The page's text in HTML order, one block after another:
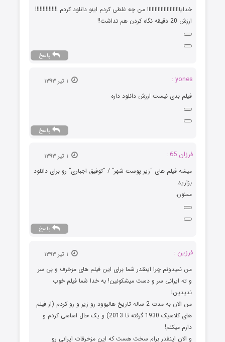
خدایاااااااااااااااااااااا من چه غلطی کردم اینو دانلود کردم !!!!!!!!!!!!!!!
ارزش 20 دقیقه نگاه کردن هم نداشت!!
پاسخ
yones :
فیلم بدی نیست ارزش دانلود داره
پاسخ
فرزان 65 :
میشه فیلم های “زیر پوست شهر” / “توفیق اجباری” رو برای دانلود
بزارید.
ممنون.
پاسخ
فرزین :
من نمیدونم چرا اینقدر شما برای این فیلم های مزخرف و بی سر
و ته ایرانی سر و دست میشکونین! به خدا شما فیلم خوب
ندیدین!
من الان به مدت 2 ساله تاریخ هالیوود رو زیر و رو کردم (از فیلم
های کلاسیک 1930 گرفته تا 2013) و یک حال اساسی کردم و
دارم میکنم!
و الان اینقدر برام سخت هست که این مزخرفات ایرانی رو